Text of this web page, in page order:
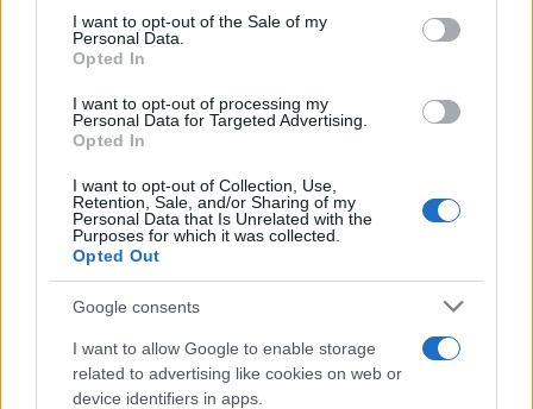
consent section.
I want to opt-out of the Sale of my
Personal Data.
Opted In
I want to opt-out of processing my
Personal Data for Targeted Advertising.
Opted In
I want to opt-out of Collection, Use,
Retention, Sale, and/or Sharing of my
Personal Data that Is Unrelated with the
Purposes for which it was collected.
Opted Out
Google consents
I want to allow Google to enable storage
related to advertising like cookies on web or
device identifiers in apps.
18η συνεχόμενη χρονιά για τον ΟΤΕ στη διεθνή σειρά
δεικτών FTSE4Good
Alpha Bank: Για πρώτη φορά το Αρχαίο Θέατρο Επιδαύρου